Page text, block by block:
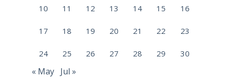
10 11 12 13 14 15 16
17 18 19 20 21 22 23
24 25 26 27 28 29 30
« May Jul »